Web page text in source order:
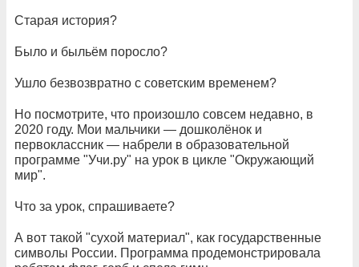
Старая история?
Было и быльём поросло?
Ушло безвозвратно с советским временем?
Но посмотрите, что произошло совсем недавно, в
2020 году. Мои мальчики — дошколёнок и
первоклассник — набрели в образовательной
программе "Учи.ру" на урок в цикле "Окружающий
мир".
Что за урок, спрашиваете?
А вот такой "сухой материал", как государственные
символы России. Программа продемонстрировала